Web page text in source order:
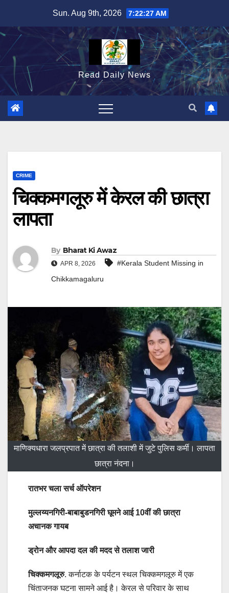
content
Sun. Aug 9th, 2026 7:22:28 AM
Read Daily News
CRIME
चिक्कमगलूरु में केरल की छात्रा
लापता
By Bharat Ki Awaz
APR 8, 2026
#Kerala Student Missing in
Chikkamagaluru
माणिक्यधारा जलप्रपात में छात्रा की तलाशी में जुटे पुलिस कर्मी। लापता
छात्रा नंदना।
रातभर चला सर्च ऑपरेशन
मुल्लय्यनगिरी-बाबाबुडनगिरी घूमने आई 10वीं की छात्रा
अचानक गायब
ड्रोन और आपदा दल की मदद से तलाश जारी
चिक्कमगलूरु. कर्नाटक के पर्यटन स्थल चिक्कमगलूरु में एक
चिंताजनक घटना सामने आई है। केरल से परिवार के साथ